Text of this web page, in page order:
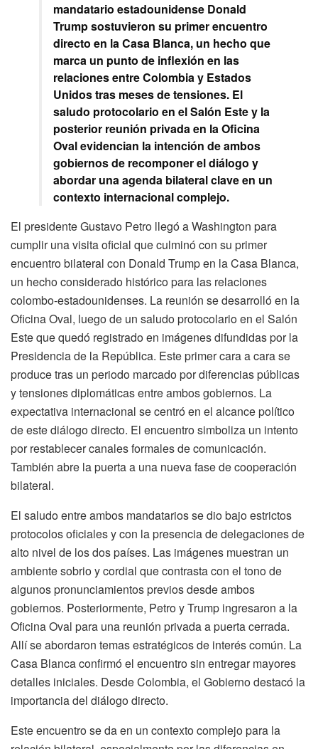
mandatario estadounidense Donald
Trump sostuvieron su primer encuentro
directo en la Casa Blanca, un hecho que
marca un punto de inflexión en las
relaciones entre Colombia y Estados
Unidos tras meses de tensiones. El
saludo protocolario en el Salón Este y la
posterior reunión privada en la Oficina
Oval evidencian la intención de ambos
gobiernos de recomponer el diálogo y
abordar una agenda bilateral clave en un
contexto internacional complejo.
El presidente Gustavo Petro llegó a Washington para
cumplir una visita oficial que culminó con su primer
encuentro bilateral con Donald Trump en la Casa Blanca,
un hecho considerado histórico para las relaciones
colombo-estadounidenses. La reunión se desarrolló en la
Oficina Oval, luego de un saludo protocolario en el Salón
Este que quedó registrado en imágenes difundidas por la
Presidencia de la República. Este primer cara a cara se
produce tras un periodo marcado por diferencias públicas
y tensiones diplomáticas entre ambos gobiernos. La
expectativa internacional se centró en el alcance político
de este diálogo directo. El encuentro simboliza un intento
por restablecer canales formales de comunicación.
También abre la puerta a una nueva fase de cooperación
bilateral.
El saludo entre ambos mandatarios se dio bajo estrictos
protocolos oficiales y con la presencia de delegaciones de
alto nivel de los dos países. Las imágenes muestran un
ambiente sobrio y cordial que contrasta con el tono de
algunos pronunciamientos previos desde ambos
gobiernos. Posteriormente, Petro y Trump ingresaron a la
Oficina Oval para una reunión privada a puerta cerrada.
Allí se abordaron temas estratégicos de interés común. La
Casa Blanca confirmó el encuentro sin entregar mayores
detalles iniciales. Desde Colombia, el Gobierno destacó la
importancia del diálogo directo.
Este encuentro se da en un contexto complejo para la